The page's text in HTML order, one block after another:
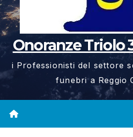
Onoranze Triolo
i Professionisti del settore
funebri a Reggio